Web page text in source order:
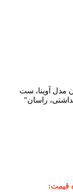
آوینا، ست
راسان”
قیمت: